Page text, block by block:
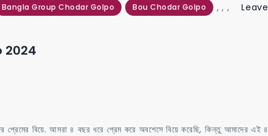
,,
Bangla Group Chodar Golpo ,
Bou Chodar Golpo
Leave
2024
প্রেমের বিয়ে. আমরা ৪ বছর ধরে প্রেম করে অবশেসে বিয়ে করেছি, কিন্তু আমাদের এই ৪